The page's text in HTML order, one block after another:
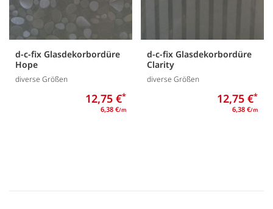
d-c-fix Glasdekorbordüre
Hope
diverse Größen
12,75 €*
6,38 €/m
d-c-fix Glasdekorbordüre
Clarity
diverse Größen
12,75 €*
6,38 €/m